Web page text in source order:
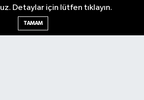
Detaylar için lütfen tıklayın.
TAMAM